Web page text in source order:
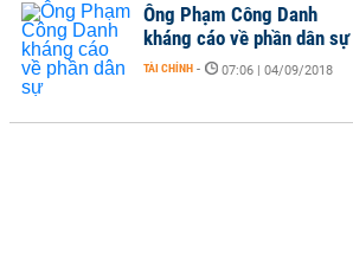
Ông Phạm Công Danh
kháng cáo về phần dân sự
TÀI CHÍNH - 07:06 | 04/09/2018